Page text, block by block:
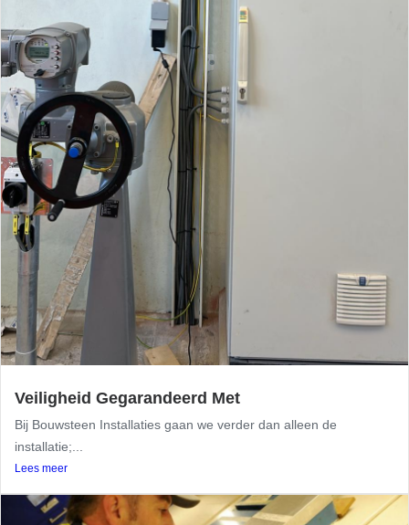
Veiligheid Gegarandeerd Met
Bij Bouwsteen Installaties gaan we verder dan alleen de
installatie;...
Lees meer